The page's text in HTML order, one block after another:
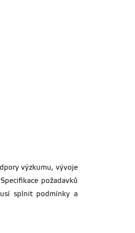
výzkumu, vývoje
požadavků
splnit podmínky a